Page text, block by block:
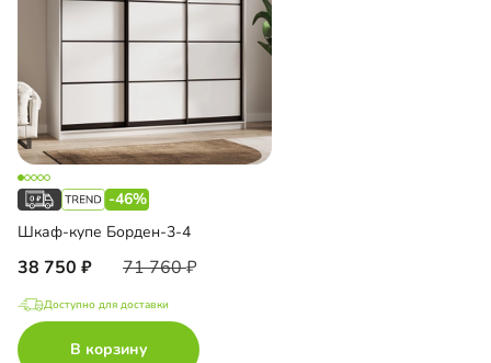
-46%
Шкаф-купе Борден-3-4
38 750 71 760
Доступно для доставки
В корзину